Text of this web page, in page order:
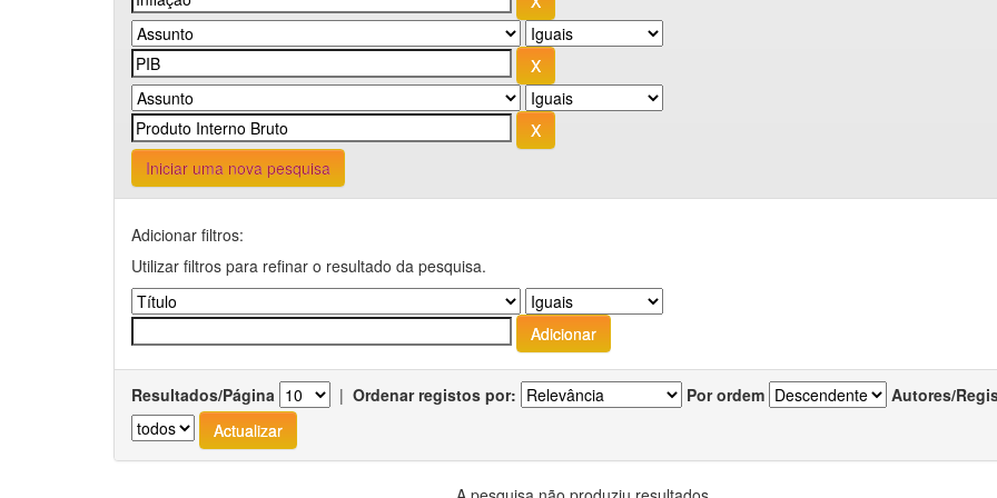
Iniciar uma nova pesquisa
Adicionar filtros:
Utilizar filtros para refinar o resultado da pesquisa.
Resultados/Página | Ordenar registos por: Por ordem Autores/